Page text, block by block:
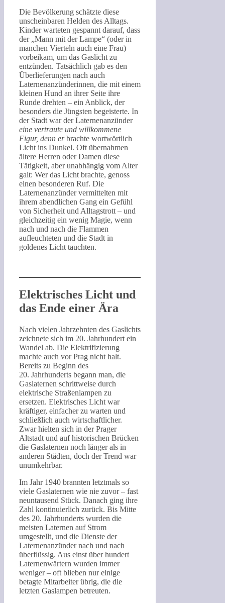
Die Bevölkerung schätzte diese
unscheinbaren Helden des Alltags.
Kinder warteten gespannt darauf, dass
der „Mann mit der Lampe“ (oder in
manchen Vierteln auch eine Frau)
vorbeikam, um das Gaslicht zu
entzünden. Tatsächlich gab es den
Überlieferungen nach auch
Laternenanzünderinnen, die mit einem
kleinen Hund an ihrer Seite ihre
Runde drehten – ein Anblick, der
besonders die Jüngsten begeisterte. In
der Stadt war der Laternenanzünder
eine vertraute und willkommene
Figur, denn erbrachte wortwörtlich
Licht ins Dunkel. Oft übernahmen
ältere Herren oder Damen diese
Tätigkeit, aber unabhängig vom Alter
galt: Wer das Licht brachte, genoss
einen besonderen Ruf. Die
Laternenanzünder vermittelten mit
ihrem abendlichen Gang ein Gefühl
von Sicherheit und Alltagstrott – und
gleichzeitig ein wenig Magie, wenn
nach und nach die Flammen
aufleuchteten und die Stadt in
goldenes Licht tauchten.
Elektrisches Licht und
das Ende einer Ära
Nach vielen Jahrzehnten des Gaslichts
zeichnete sich im 20. Jahrhundert ein
Wandel ab. Die Elektrifizierung
machte auch vor Prag nicht halt.
Bereits zu Beginn des
20. Jahrhunderts begann man, die
Gaslaternen schrittweise durch
elektrische Straßenlampen zu
ersetzen. Elektrisches Licht war
kräftiger, einfacher zu warten und
schließlich auch wirtschaftlicher.
Zwar hielten sich in der Prager
Altstadt und auf historischen Brücken
die Gaslaternen noch länger als in
anderen Städten, doch der Trend war
unumkehrbar.
Im Jahr 1940 brannten letztmals so
viele Gaslaternen wie nie zuvor – fast
neuntausend Stück. Danach ging ihre
Zahl kontinuierlich zurück. Bis Mitte
des 20. Jahrhunderts wurden die
meisten Laternen auf Strom
umgestellt, und die Dienste der
Laternenanzünder nach und nach
überflüssig. Aus einst über hundert
Laternenwärtern wurden immer
weniger – oft blieben nur einige
betagte Mitarbeiter übrig, die die
letzten Gaslampen betreuten.